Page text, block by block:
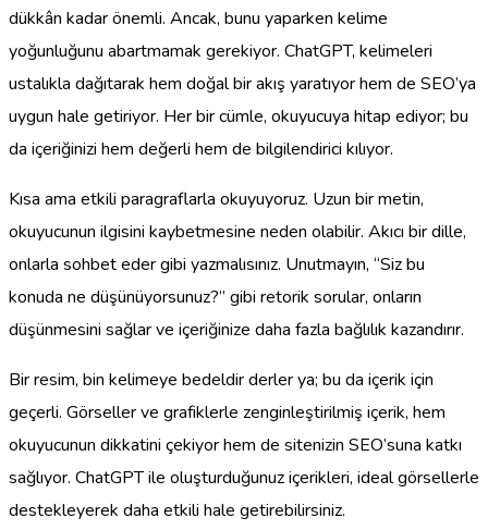
dükkân kadar önemli. Ancak, bunu yaparken kelime
yoğunluğunu abartmamak gerekiyor. ChatGPT, kelimeleri
ustalıkla dağıtarak hem doğal bir akış yaratıyor hem de SEO’ya
uygun hale getiriyor. Her bir cümle, okuyucuya hitap ediyor; bu
da içeriğinizi hem değerli hem de bilgilendirici kılıyor.
Kısa ama etkili paragraflarla okuyuyoruz. Uzun bir metin,
okuyucunun ilgisini kaybetmesine neden olabilir. Akıcı bir dille,
onlarla sohbet eder gibi yazmalısınız. Unutmayın, “Siz bu
konuda ne düşünüyorsunuz?” gibi retorik sorular, onların
düşünmesini sağlar ve içeriğinize daha fazla bağlılık kazandırır.
Bir resim, bin kelimeye bedeldir derler ya; bu da içerik için
geçerli. Görseller ve grafiklerle zenginleştirilmiş içerik, hem
okuyucunun dikkatini çekiyor hem de sitenizin SEO’suna katkı
sağlıyor. ChatGPT ile oluşturduğunuz içerikleri, ideal görsellerle
destekleyerek daha etkili hale getirebilirsiniz.